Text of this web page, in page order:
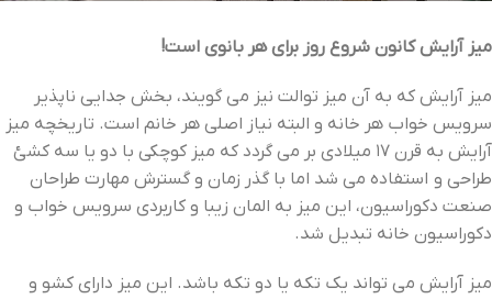
میز آرایش کانون شروع روز برای هر بانوی است!
میز آرایش که به آن میز توالت نیز می گویند، بخش جدایی ناپذیر
سرویس خواب هر خانه و البته نیاز اصلی هر خانم است. تاریخچه میز
آرایش به قرن 17 میلادی بر می گردد که میز کوچکی با دو یا سه کشئ
طراحی و استفاده می شد اما با گذر زمان و گسترش مهارت طراحان
صنعت دکوراسیون، این میز به المان زیبا و کاربردی سرویس خواب و
دکوراسیون خانه تبدیل شد.
میز آرایش می تواند یک تکه یا دو تکه باشد. این میز دارای کشو و